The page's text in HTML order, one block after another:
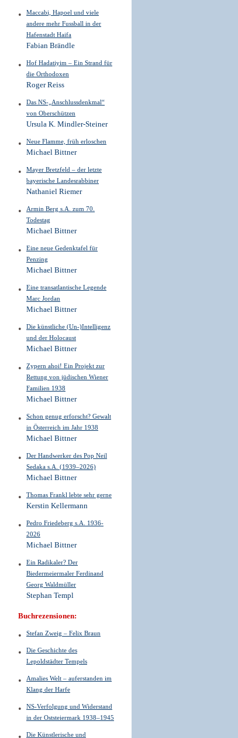
Maccabi, Hapoel und viele
andere mehr Fussball in der
Hafenstadt Haifa
Fabian Brändle
Hof Hadatiyim – Ein Strand für
die Orthodoxen
Roger Reiss
Das NS-„Anschlussdenkmal“
von Oberschützen
Ursula K. Mindler-Steiner
Neue Flamme, früh erloschen
Michael Bittner
Mayer Bretzfeld – der letzte
bayerische Landesrabbiner
Nathaniel Riemer
Armin Berg s.A. zum 70.
Todestag
Michael Bittner
Eine neue Gedenktafel für
Penzing
Michael Bittner
Eine transatlantische Legende
Marc Jordan
Michael Bittner
Die künstliche (Un-)Intelligenz
und der Holocaust
Michael Bittner
Zypern ahoi! Ein Projekt zur
Rettung von jüdischen Wiener
Familien 1938
Michael Bittner
Schon genug erforscht? Gewalt
in Österreich im Jahr 1938
Michael Bittner
Der Handwerker des Pop Neil
Sedaka s.A. (1939–2026)
Michael Bittner
Thomas Frankl lebte sehr gerne
Kerstin Kellermann
Pedro Friedeberg s.A. 1936-
2026
Michael Bittner
Ein Radikaler? Der
Biedermeiermaler Ferdinand
Georg Waldmüller
Stephan Templ
Buchrezensionen:
Stefan Zweig – Felix Braun
Die Geschichte des
Lepoldstädter Tempels
Amalies Welt – auferstanden im
Klang der Harfe
NS-Verfolgung und Widerstand
in der Oststeiermark 1938–1945
Die Künstlerische und